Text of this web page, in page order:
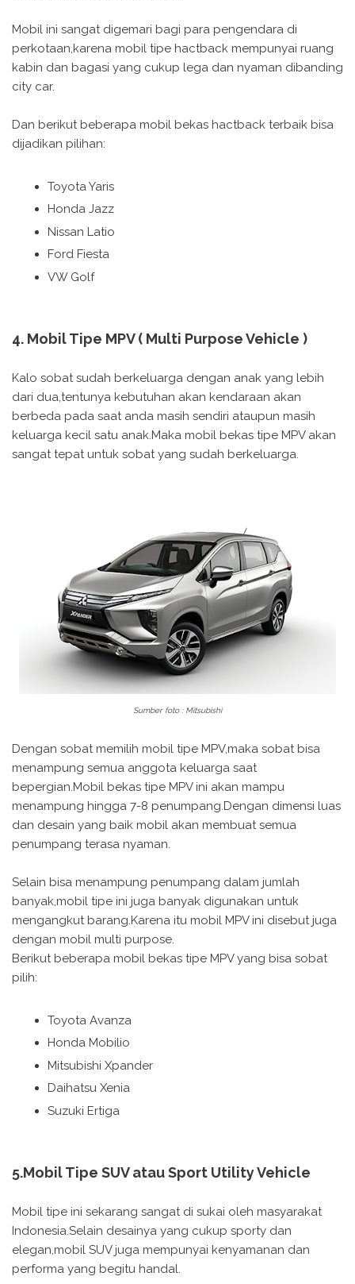
Mobil ini sangat digemari bagi para pengendara di
perkotaan,karena mobil tipe hactback mempunyai ruang
kabin dan bagasi yang cukup lega dan nyaman dibanding
city car.
Dan berikut beberapa mobil bekas hactback terbaik bisa
dijadikan pilihan:
Toyota Yaris
Honda Jazz
Nissan Latio
Ford Fiesta
VW Golf
4. Mobil Tipe MPV ( Multi Purpose Vehicle )
Kalo sobat sudah berkeluarga dengan anak yang lebih
dari dua,tentunya kebutuhan akan kendaraan akan
berbeda pada saat anda masih sendiri ataupun masih
keluarga kecil satu anak.Maka mobil bekas tipe MPV akan
sangat tepat untuk sobat yang sudah berkeluarga.
Sumber foto : Mitsubishi
Dengan sobat memilih mobil tipe MPV,maka sobat bisa
menampung semua anggota keluarga saat
bepergian.Mobil bekas tipe MPV ini akan mampu
menampung hingga 7-8 penumpang.Dengan dimensi luas
dan desain yang baik mobil akan membuat semua
penumpang terasa nyaman.
Selain bisa menampung penumpang dalam jumlah
banyak,mobil tipe ini juga banyak digunakan untuk
mengangkut barang.Karena itu mobil MPV ini disebut juga
dengan mobil multi purpose.
Berikut beberapa mobil bekas tipe MPV yang bisa sobat
pilih:
Toyota Avanza
Honda Mobilio
Mitsubishi Xpander
Daihatsu Xenia
Suzuki Ertiga
5.Mobil Tipe SUV atau Sport Utility Vehicle
Mobil tipe ini sekarang sangat di sukai oleh masyarakat
Indonesia.Selain desainya yang cukup sporty dan
elegan,mobil SUV juga mempunyai kenyamanan dan
performa yang begitu handal.